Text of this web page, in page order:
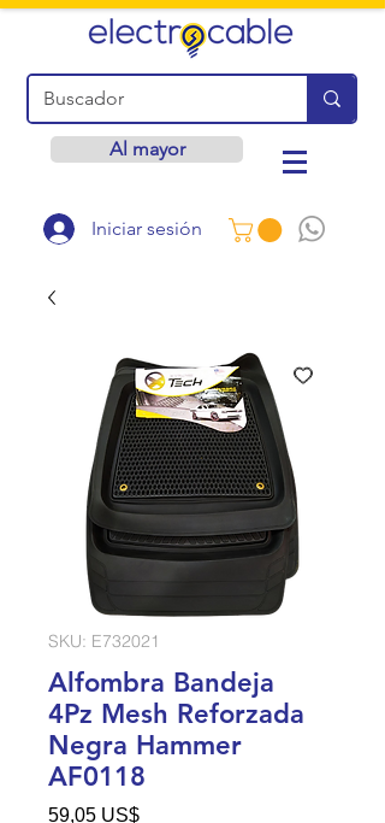
Al mayor
Iniciar sesión
SKU: E732021
Alfombra Bandeja
4Pz Mesh Reforzada
Negra Hammer
AF0118
59,05 US$Precio